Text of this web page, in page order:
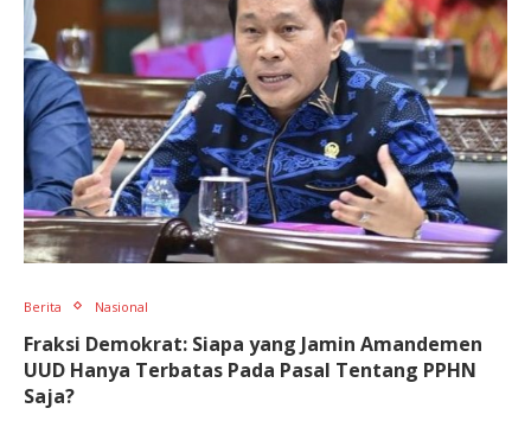
Berita Nasional
Fraksi Demokrat: Siapa yang Jamin Amandemen
UUD Hanya Terbatas Pada Pasal Tentang PPHN
Saja?